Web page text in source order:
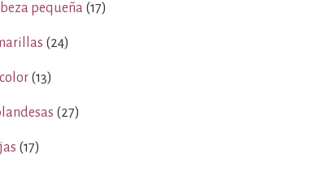
pequeña (17)
(24)
(13)
(27)
(17)